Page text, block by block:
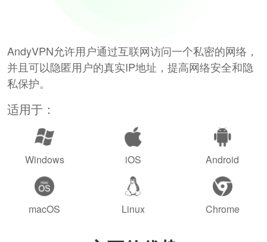
AndyVPN允许用户通过互联网访问一个私密的网络，
并且可以隐匿用户的真实IP地址，提高网络安全和隐
私保护。
适用于：
Windows iOS Android
macOS Linux Chrome